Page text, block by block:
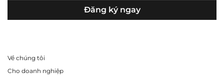
Về chúng tôi
Cho doanh nghiệp
Đăng ký ngay